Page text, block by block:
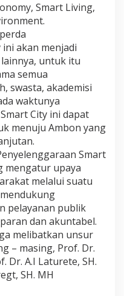
Smart Living,
akan menjadi
untuk itu
semua
swasta, akademisi
waktunya
City ini dapat
menuju Ambon yang
Smart
mengatur upaya
melalui suatu
pelayanan publik
dan akuntabel.
melibatkan unsur
– masing, Prof. Dr.
Dr. A.I Laturete, SH.
SH. MH